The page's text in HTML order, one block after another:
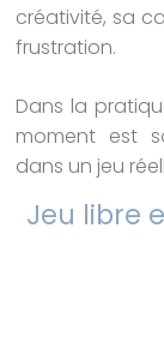
créativité, sa
frustration.
Dans la
moment est
dans un jeu
Jeu libre